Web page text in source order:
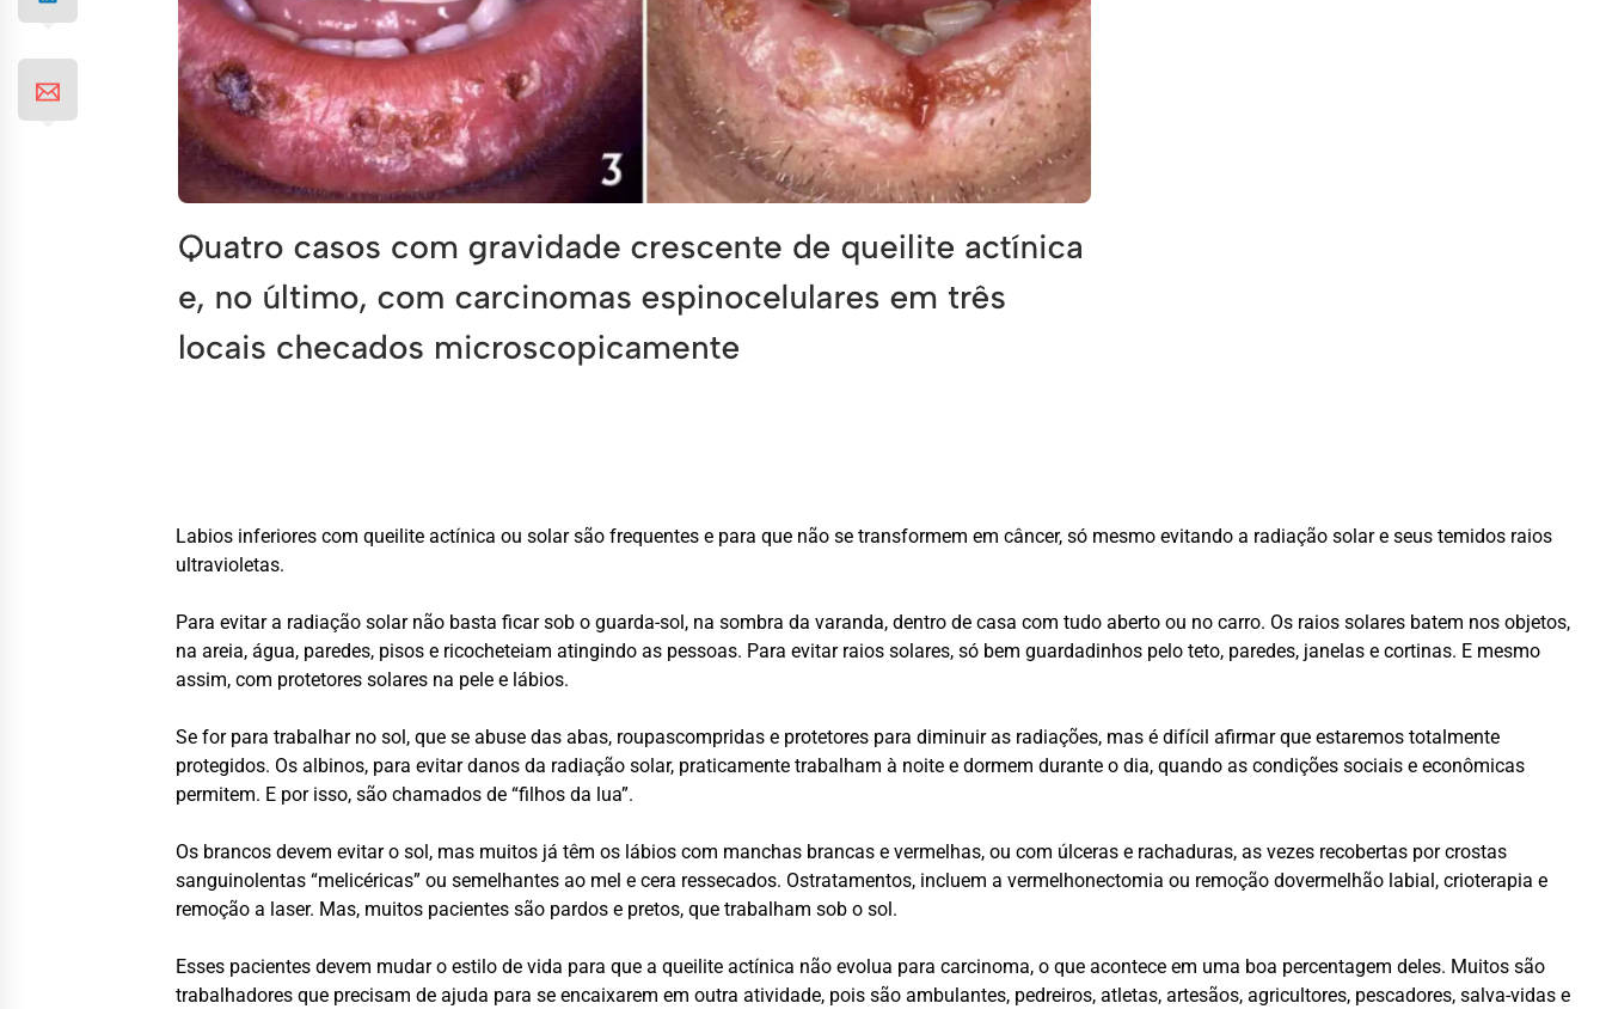
Labios inferiores com queilite actínica ou solar são frequentes e para que não se transformem em câncer, só mesmo evitando a radiação solar e seus temidos raios
ultravioletas.
Para evitar a radiação solar não basta ficar sob o guarda-sol, na sombra da varanda, dentro de casa com tudo aberto ou no carro. Os raios solares batem nos objetos,
na areia, água, paredes, pisos e ricocheteiam atingindo as pessoas. Para evitar raios solares, só bem guardadinhos pelo teto, paredes, janelas e cortinas. E mesmo
assim, com protetores solares na pele e lábios.
Se for para trabalhar no sol, que se abuse das abas, roupascompridas e protetores para diminuir as radiações, mas é difícil afirmar que estaremos totalmente
protegidos. Os albinos, para evitar danos da radiação solar, praticamente trabalham à noite e dormem durante o dia, quando as condições sociais e econômicas
permitem. E por isso, são chamados de “filhos da lua”.
Os brancos devem evitar o sol, mas muitos já têm os lábios com manchas brancas e vermelhas, ou com úlceras e rachaduras, as vezes recobertas por crostas
sanguinolentas “melicéricas” ou semelhantes ao mel e cera ressecados. Ostratamentos, incluem a vermelhonectomia ou remoção dovermelhão labial, crioterapia e
remoção a laser. Mas, muitos pacientes são pardos e pretos, que trabalham sob o sol.
Esses pacientes devem mudar o estilo de vida para que a queilite actínica não evolua para carcinoma, o que acontece em uma boa percentagem deles. Muitos são
trabalhadores que precisam de ajuda para se encaixarem em outra atividade, pois são ambulantes, pedreiros, atletas, artesãos, agricultores, pescadores, salva-vidas e